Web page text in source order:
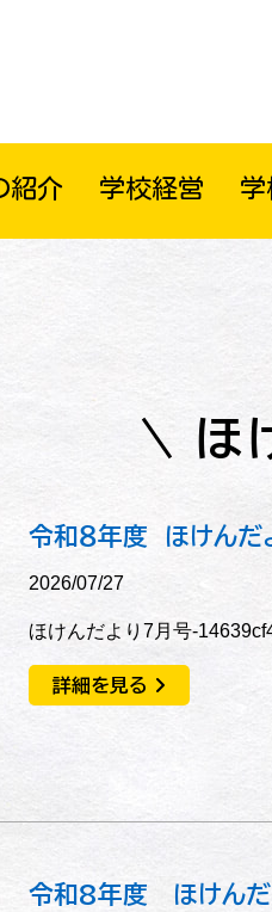
紹介 学校経営 学
ほ
令和８年度 ほけん
2026/07/27
ほけんだより7月号-
詳細を見る
令和8年度 ほけん